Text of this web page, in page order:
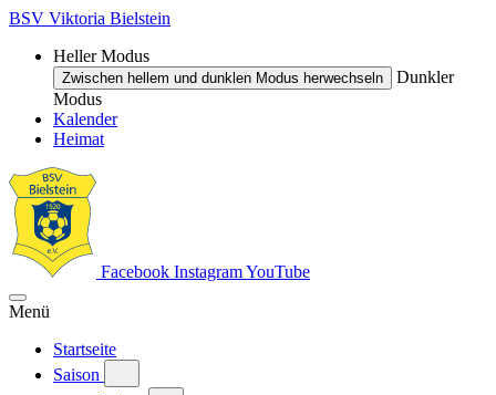
BSV Viktoria Bielstein
Heller Modus
Zwischen hellem und dunklen Modus herwechseln
Dunkler
Modus
Kalender
Heimat
Facebook InstagramYouTube
Menü
Startseite
Saison